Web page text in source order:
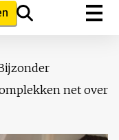
net over